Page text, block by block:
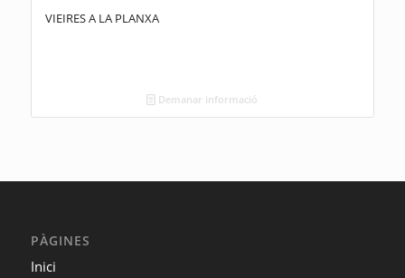
VIEIRES A LA PLANXA
Demanar informació
PÀGINES
Inici